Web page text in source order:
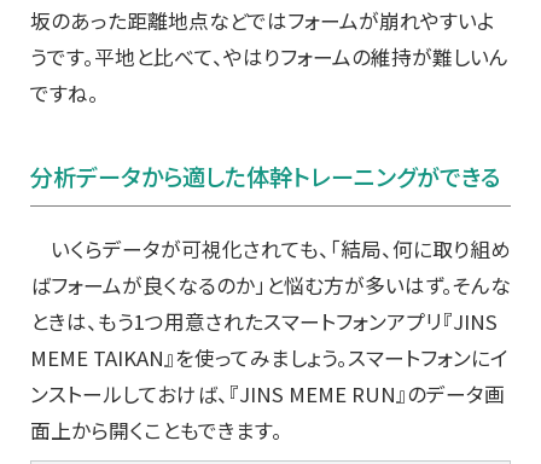
坂のあった距離地点などではフォームが崩れやすいよ
うです。平地と比べて、やはりフォームの維持が難しいん
ですね。
分析データから適した体幹トレーニングができる
いくらデータが可視化されても、「結局、何に取り組め
ばフォームが良くなるのか」と悩む方が多いはず。そんな
ときは、もう1つ用意されたスマートフォンアプリ『JINS
MEME TAIKAN』を使ってみましょう。スマートフォンにイ
ンストールしておけば、『JINS MEME RUN』のデータ画
面上から開くこともできます。